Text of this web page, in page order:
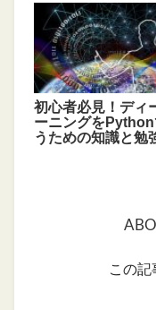
初心者必見！ディ
ーニングを
うための知識と勉
この記